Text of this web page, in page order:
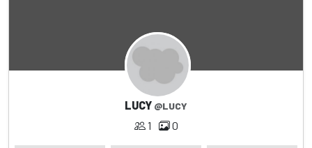
LUCY @LUCY
1 0